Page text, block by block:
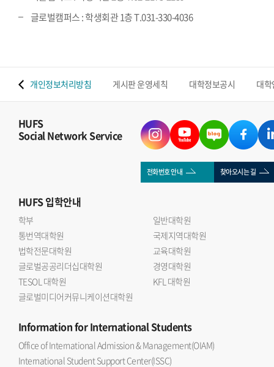
글로벌캠퍼스 : 학생회관 1층 T.031-330-4036
개인정보처리방침 게시판 운영세칙 대학정보공시 대
HUFS
Social Network Service
전화번호 안내 찾아오시는 길
HUFS입학안내
학부
일반대학원
통번역대학원
국제지역대학원
법학전문대학원
교육대학원
글로벌공공리더십대학원
경영대학원
TESOL 대학원
KFL 대학원
글로벌미디어커뮤니케이션대학원
Informationfor International Students
Office of International Admission & Management(OIAM)
International Student Support Center(ISSC)